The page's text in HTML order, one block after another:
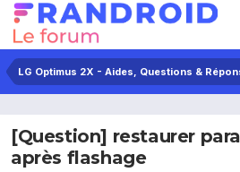
LG Optimus 2X - Aides, Questions &
[Question] restaurer
après flashage